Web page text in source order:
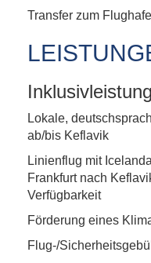
Transfer zum
Lokale,
ab/bis Keflavik
Linienflug mit
Frankfurt nach
Verfügbarkeit
Förderung eines
Flug-/